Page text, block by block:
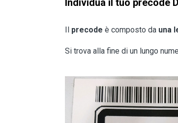
Individua il tuo precode
precode è composto da una
Si trova alla fine di un lungo